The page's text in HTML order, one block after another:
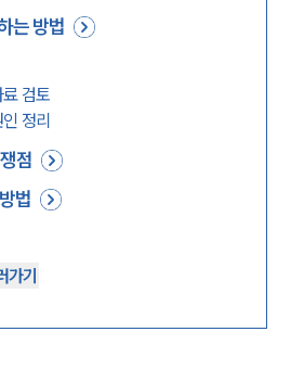
는 방법
검토
정리
점
법
가기